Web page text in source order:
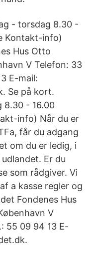
- torsdag 8.30 -
Kontakt-info)
Hus Otto
V Telefon: 33
E-mail:
Se på kort.
8.30 - 16.00
info) Når du er
får du adgang
om du er ledig, i
Er du
som rådgiver. Vi
a kasse regler og
Fondenes Hus
V
55 09 94 13 E-